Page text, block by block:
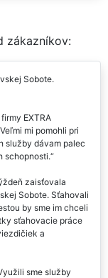
zákazníkov:
Sobote.
EXTRA
mi pomohli pri
služby dávam palec
schopnosti.
zaisťovala
Sobote. Sťahovali
by sme im chceli
sťahovacie práce
a
sme služby